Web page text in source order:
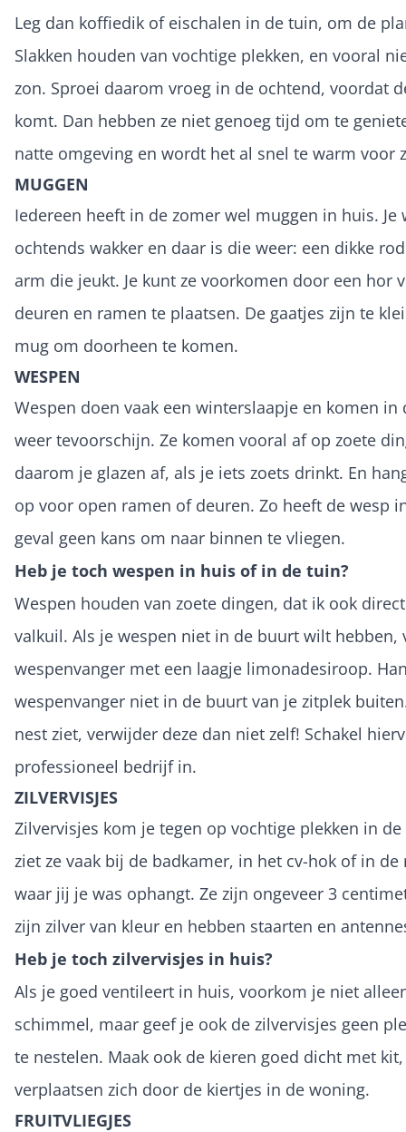
Leg dan koffiedik of eischalen in de tuin, om de
Slakken houden van vochtige plekken, en vooral
zon. Sproei daarom vroeg in de ochtend, voordat
komt. Dan hebben ze niet genoeg tijd om te
natte omgeving en wordt het al snel te warm voor
MUGGEN
Iedereen heeft in de zomer wel muggen in huis. Je
ochtends wakker en daar is die weer: een dikke
arm die jeukt. Je kunt ze voorkomen door een hor
deuren en ramen te plaatsen. De gaatjes zijn te
mug om doorheen te komen.
WESPEN
Wespen doen vaak een winterslaapje en komen in
weer tevoorschijn. Ze komen vooral af op zoete
daarom je glazen af, als je iets zoets drinkt. En
op voor open ramen of deuren. Zo heeft de wesp
geval geen kans om naar binnen te vliegen.
Heb je toch wespen in huis of in de tuin?
Wespen houden van zoete dingen, dat ik ook
valkuil. Als je wespen niet in de buurt wilt hebben,
wespenvanger met een laagje limonadesiroop.
wespenvanger niet in de buurt van je zitplek
nest ziet, verwijder deze dan niet zelf! Schakel
professioneel bedrijf in.
ZILVERVISJES
Zilvervisjes kom je tegen op vochtige plekken in de
ziet ze vaak bij de badkamer, in het cv-hok of in
waar jij je was ophangt. Ze zijn ongeveer 3
zijn zilver van kleur en hebben staarten en
Heb je toch zilvervisjes in huis?
Als je goed ventileert in huis, voorkom je niet
schimmel, maar geef je ook de zilvervisjes geen
te nestelen. Maak ook de kieren goed dicht met kit,
verplaatsen zich door de kiertjes in de woning.
FRUITVLIEGJES